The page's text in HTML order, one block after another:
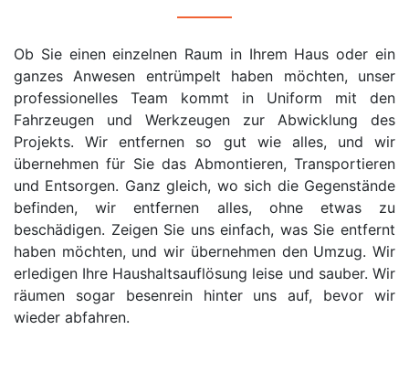
Ob Sie einen einzelnen Raum in Ihrem Haus oder ein
ganzes Anwesen entrümpelt haben möchten, unser
professionelles Team kommt in Uniform mit den
Fahrzeugen und Werkzeugen zur Abwicklung des
Projekts. Wir entfernen so gut wie alles, und wir
übernehmen für Sie das Abmontieren, Transportieren
und Entsorgen. Ganz gleich, wo sich die Gegenstände
befinden, wir entfernen alles, ohne etwas zu
beschädigen. Zeigen Sie uns einfach, was Sie entfernt
haben möchten, und wir übernehmen den Umzug. Wir
erledigen Ihre Haushaltsauflösung leise und sauber. Wir
räumen sogar besenrein hinter uns auf, bevor wir
wieder abfahren.